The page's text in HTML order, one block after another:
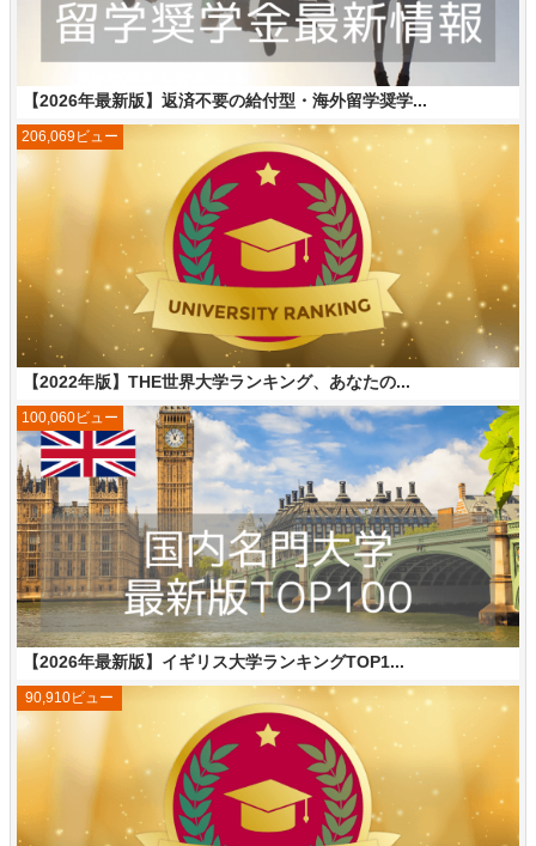
【2026年最新版】返済不要の給付型・海外留学奨学...
【2022年版】THE世界大学ランキング、あなたの...
206,069ビュー
【2026年最新版】イギリス大学ランキングTOP1...
100,060ビュー
90,910ビュー